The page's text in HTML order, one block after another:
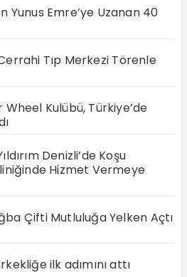
Yunus Emre’ye Uzanan 40
Tıp Merkezi Törenle
Wheel Kulübü, Türkiye’de
Denizli’de Koşu
Hizmet Vermeye
Çifti Mutluluğa Yelken Açtı
ilk adımını attı